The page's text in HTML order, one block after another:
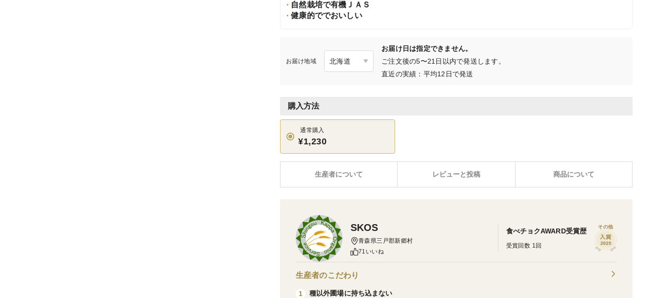
自然栽培で有機ＪＡＳ
健康的ででおいしい
お届け地域
お届け日は指定できません。
ご注文後の5〜21日以内で発送します。
直近の実績：平均12日で発送
購入方法
通常購入
¥1,230
レビューと投稿 商品について
生産者について
SKOS
青森県三戸郡新郷村
71いいね
食べチョクAWARD受賞歴
受賞回数 1回
その他
生産者のこだわり
1
種以外圃場に持ち込まない